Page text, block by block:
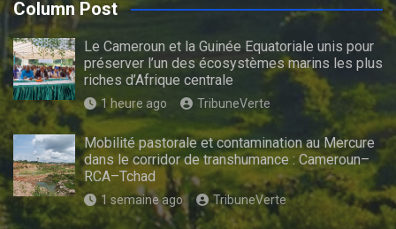
Column Post
Le Cameroun et la Guinée Equatoriale unis pour
préserver l’un des écosystèmes marins les plus
riches d’Afrique centrale
1 heure ago TribuneVerte
Mobilité pastorale et contamination au Mercure
dans le corridor de transhumance : Cameroun–
RCA–Tchad
1 semaine ago TribuneVerte